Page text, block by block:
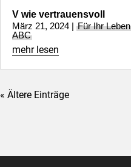
V wie vertrauensvoll
März 21, 2024 | Für Ihr Leben
ABC
mehr lesen
« Ältere Einträge